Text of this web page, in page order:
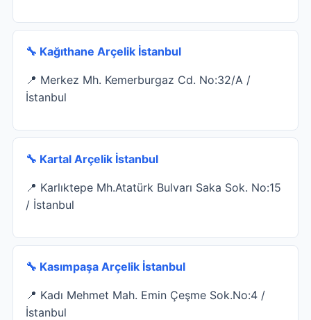
🔧 Kağıthane Arçelik İstanbul
📍 Merkez Mh. Kemerburgaz Cd. No:32/A /
İstanbul
🔧 Kartal Arçelik İstanbul
📍 Karlıktepe Mh.Atatürk Bulvarı Saka Sok. No:15
/ İstanbul
🔧 Kasımpaşa Arçelik İstanbul
📍 Kadı Mehmet Mah. Emin Çeşme Sok.No:4 /
İstanbul